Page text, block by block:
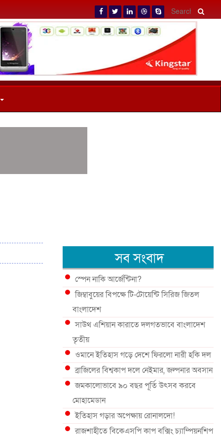
সব সংবাদ
স্পেন নাকি আর্জেন্টিনা?
জিম্বাবুয়ের বিপক্ষে টি-টোয়েন্টি সিরিজ জিতল
বাংলাদেশ
সাউথ এশিয়ান কারাতে দলগতভাবে বাংলাদেশ
তৃতীয়
ওমানে ইতিহাস গড়ে দেশে ফিরলো নারী হকি দল
ব্রাজিলের বিশ্বকাপ দলে নেইমার, জল্পনার অবসান
জমকালোভাবে ৯০ বছর পূর্তি উৎসব করবে
মোহামেডান
ইতিহাস গড়ার অপেক্ষায় রোনালদো!
রাজশাহীতে বিকেএসপি কাপ বক্সিং চ্যাম্পিয়নশিপ